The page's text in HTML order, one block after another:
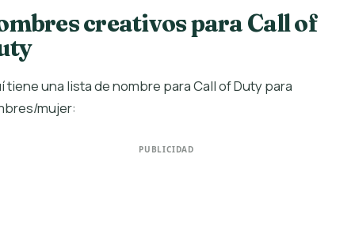
creativos para Call of
tiene una lista de nombre para Call of Duty para
mujer:
PUBLICIDAD